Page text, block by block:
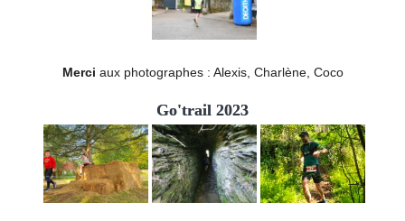
Merci aux photographes : Alexis, Charlène, Coco
Go'trail 2023